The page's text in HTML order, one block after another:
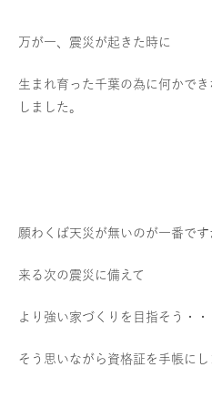
万が一、震災が起きた時に
生まれ育った千葉の為に何かで
しました。
願わくば天災が無いのが一番です
来る次の震災に備えて
より強い家づくりを目指そう・・
そう思いながら資格証を手帳にし